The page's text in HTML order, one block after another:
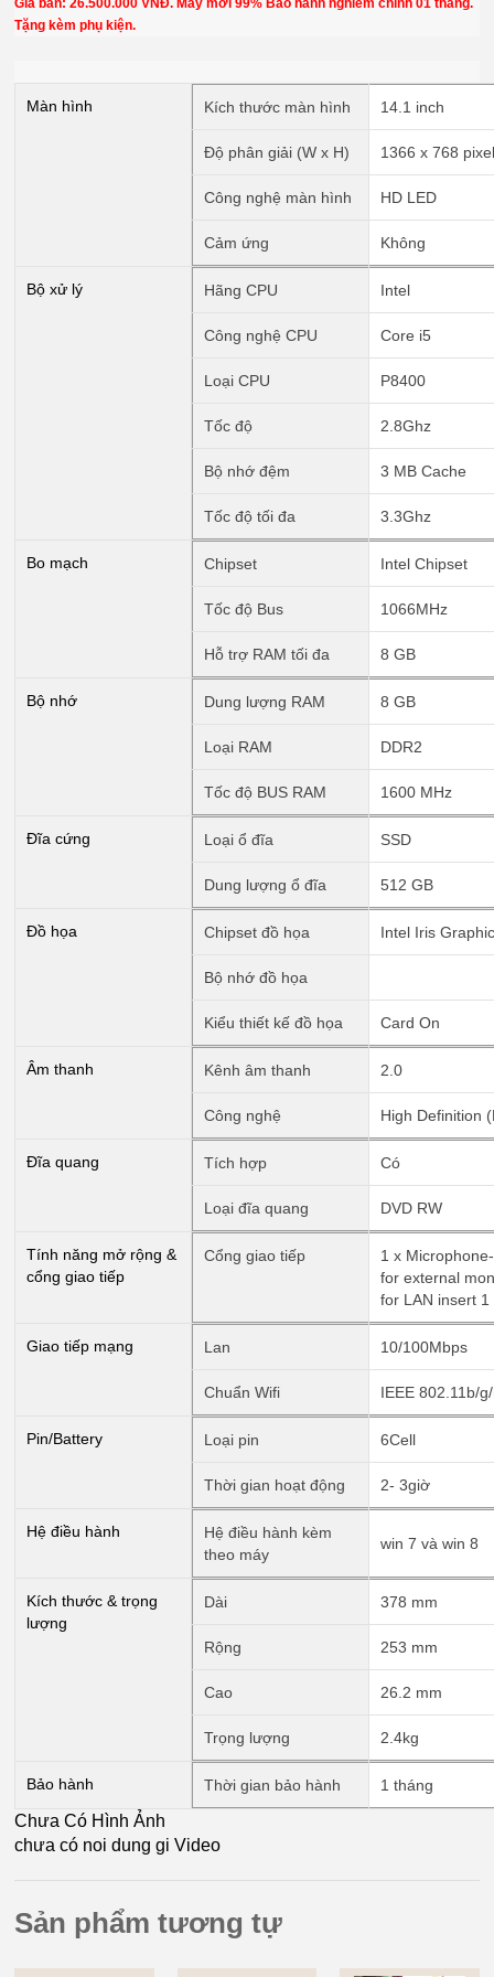
Tặng kèm phụ kiện.
Màn hình Kích thước màn hình 14.1 inch
Độ phân giải (W x H) 1366 x 768
Công nghệ màn hình HD LED
Cảm ứng Không
Bộ xử lý Hãng CPU Intel
Công nghệ CPU Core i5
Loại CPU P8400
Tốc độ 2.8Ghz
Bộ nhớ đệm 3 MB Cache
Tốc độ tối đa 3.3Ghz
Bo mạch Chipset Intel Chipset
Tốc độ Bus 1066MHz
Hỗ trợ RAM tối đa 8 GB
Bộ nhớ Dung lượng RAM 8 GB
Loại RAM DDR2
Tốc độ BUS RAM 1600 MHz
Đĩa cứng Loại ổ đĩa SSD
Dung lượng ổ đĩa 512 GB
Đồ họa Chipset đồ họa Intel Iris
Bộ nhớ đồ họa
Kiểu thiết kế đồ họa Card On
Âm thanh Kênh âm thanh 2.0
Công nghệ High Definition
Đĩa quang Tích hợp Có
Loại đĩa quang DVD RW
Tính năng mở rộng &
cổng giao tiếp
Cổng giao tiếp
1 x
for external
for LAN insert 1
Giao tiếp mạng Lan 10/100Mbps
Chuẩn Wifi IEEE 802.11b/
Pin/Battery Loại pin 6Cell
Thời gian hoạt động 2- 3giờ
Hệ điều hành
Hệ điều hành kèm
theo máy
win 7 và win 8
Kích thước & trọng
lượng
Dài 378 mm
Rộng 253 mm
Cao 26.2 mm
Trọng lượng 2.4kg
Bảo hành Thời gian bảo hành 1 tháng
Chưa Có Hình Ảnh
chưa có noi dung gi Video
Sản phẩm tương tự